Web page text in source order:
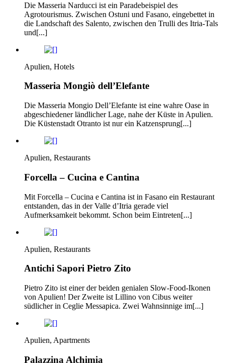
Die Masseria Narducci ist ein Paradebeispiel des
Agrotourismus. Zwischen Ostuni und Fasano, eingebettet in
die Landschaft des Salento, zwischen den Trulli des Itria-Tals
und[...]
Apulien, Hotels
Masseria Mongiò dell’Elefante
Die Masseria Mongio Dell’Elefante ist eine wahre Oase in
abgeschiedener ländlicher Lage, nahe der Küste in Apulien.
Die Küstenstadt Otranto ist nur ein Katzensprung[...]
Apulien, Restaurants
Forcella – Cucina e Cantina
Mit Forcella – Cucina e Cantina ist in Fasano ein Restaurant
entstanden, das in der Valle d’Itria gerade viel
Aufmerksamkeit bekommt. Schon beim Eintreten[...]
Apulien, Restaurants
Antichi Sapori Pietro Zito
Pietro Zito ist einer der beiden genialen Slow-Food-Ikonen
von Apulien! Der Zweite ist Lillino von Cibus weiter
südlicher in Ceglie Messapica. Zwei Wahnsinnige im[...]
Apulien, Apartments
Palazzina Alchimia